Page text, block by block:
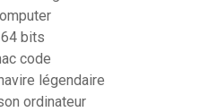
bits
code
légendaire
ordinateur